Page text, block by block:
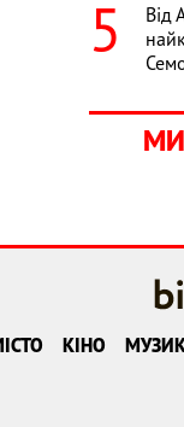
Від
КІНО